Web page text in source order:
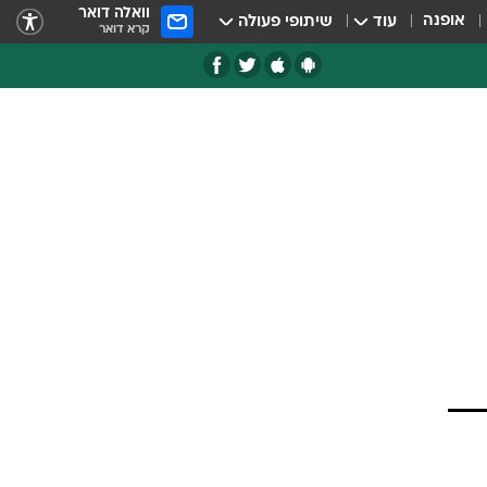
אופנה עוד שיתופי פעולה וואלה דואר
קרא דואר